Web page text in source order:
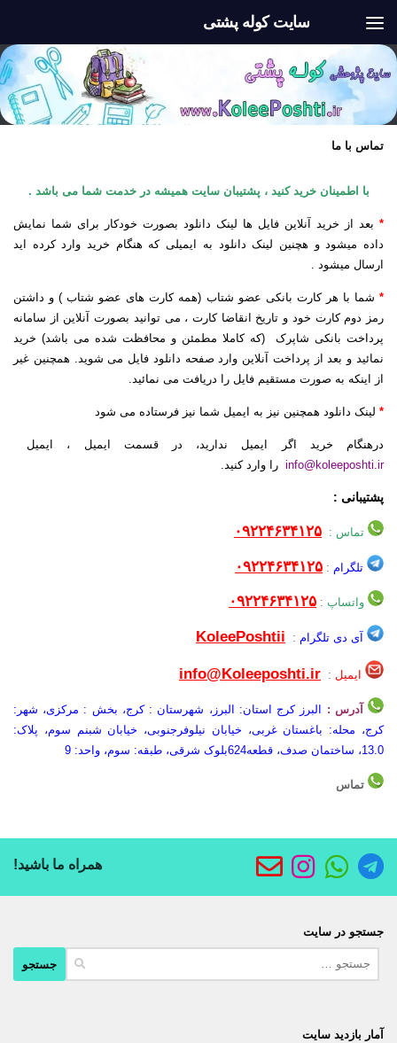
سایت کوله پشتی
تماس با ما
با اطمینان خرید کنید ، پشتیبان سایت همیشه در خدمت شما می باشد .
* بعد از خرید آنلاین فایل ها لینک دانلود بصورت خودکار برای شما نمایش
داده میشود و هچنین لینک دانلود به ایمیلی که هنگام خرید وارد کرده اید
ارسال میشود .
* شما با هر کارت بانکی عضو شتاب (همه کارت های عضو شتاب ) و داشتن
رمز دوم کارت خود و تاریخ انقاضا کارت ، می توانید بصورت آنلاین از سامانه
پرداخت بانکی شاپرک (که کاملا مطمئن و محافظت شده می باشد) خرید
نمائید و بعد از پرداخت آنلاین وارد صفحه دانلود فایل می شوید. همچنین غیر
از اینکه به صورت مستقیم فایل را دریافت می نمائید.
* لینک دانلود همچنین نیز به ایمیل شما نیز فرستاده می شود
درهنگام خرید اگر ایمیل ندارید، در قسمت ایمیل ، ایمیل
info@koleeposhti.ir را وارد کنید.
پشتیبانی :
تماس : ۰۹۲۲۴۶۳۴۱۲۵
تلگرام : ۰۹۲۲۴۶۳۴۱۲۵
واتساپ : ۰۹۲۲۴۶۳۴۱۲۵
آی دی تلگرام :
KoleePoshtii
ایمیل :
info@Koleeposhti.ir
آدرس : البرز کرج استان: البرز، شهرستان : کرج، بخش : مرکزی، شهر:
کرج، محله: باغستان غربی، خیابان نیلوفرجنوبی، خیابان شبنم سوم، پلاک:
13.0، ساختمان صدف، قطعه624بلوک شرقی، طبقه: سوم، واحد: 9
تماس
همراه ما باشید!
جستجو در سایت
برای:
آمار بازدید سایت